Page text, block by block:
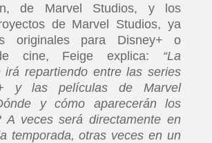
de Marvel Studios, y los
de Marvel Studios, ya
originales para Disney+ o
cine, Feige explica: “La
irá repartiendo entre las series
y las películas de Marvel
y cómo aparecerán los
A veces será directamente en
temporada, otras veces en un